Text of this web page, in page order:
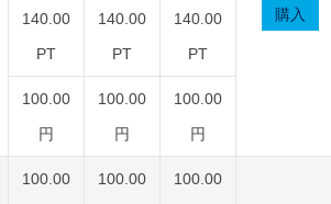
購入
140.00
PT
140.00
PT
140.00
PT
100.00
円
100.00
円
100.00
円
100.00
100.00
100.00